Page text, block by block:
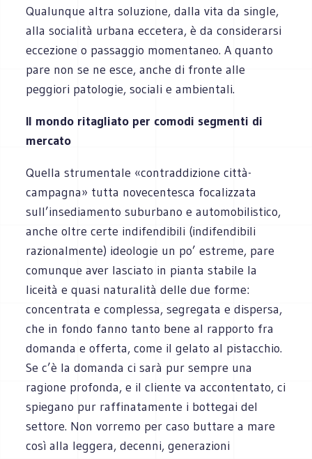
Qualunque altra soluzione, dalla vita da single,
alla socialità urbana eccetera, è da considerarsi
eccezione o passaggio momentaneo. A quanto
pare non se ne esce, anche di fronte alle
peggiori patologie, sociali e ambientali.
Il mondo ritagliato per comodi segmenti di
mercato
Quella strumentale «contraddizione città-
campagna» tutta novecentesca focalizzata
sull’insediamento suburbano e automobilistico,
anche oltre certe indifendibili (indifendibili
razionalmente) ideologie un po’ estreme, pare
comunque aver lasciato in pianta stabile la
liceità e quasi naturalità delle due forme:
concentrata e complessa, segregata e dispersa,
che in fondo fanno tanto bene al rapporto fra
domanda e offerta, come il gelato al pistacchio.
Se c’è la domanda ci sarà pur sempre una
ragione profonda, e il cliente va accontentato, ci
spiegano pur raffinatamente i bottegai del
settore. Non vorremo per caso buttare a mare
così alla leggera, decenni, generazioni